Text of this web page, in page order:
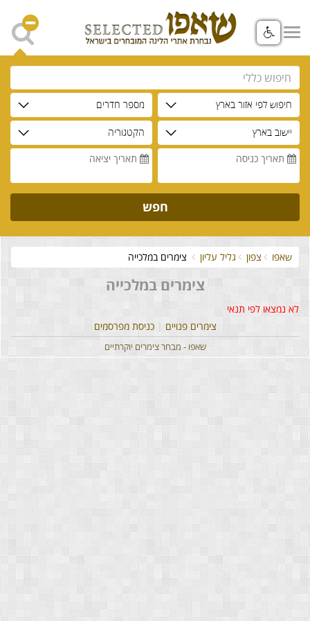
חיפוש לפי אזור בארץ מספר חדרים
יישוב בארץ
הקטגוריה
תאריך כניסה
תאריך יציאה
חפש
שאפו צפון גליל עליון צימרים במלכייה
צימרים במלכייה
לא נמצאו לפי תנאי
צימרים פנויים
כניסת מפרסמים
שאפו - מבחר צימרים יוקרתיים